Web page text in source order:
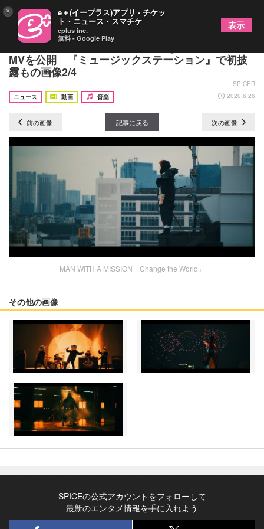
MAN WITH A MISSION、「Change the World」の
MVを公開 『ミュージックステーション』で初披
露もの画像2/4
SPICER
ニュース
動画 音楽 2020.6.26
前の画像 記事に戻る 次の画像
MAN WITH A MISSION「Change the World」
その他の画像
SPICEの公式アカウントをフォローして
最新のエンタメ情報を手に入れよう
× e＋(イープラス)アプリ - チケッ
ト・ニュース・スマチケ
eplus inc.
無料 - Google Play
表示